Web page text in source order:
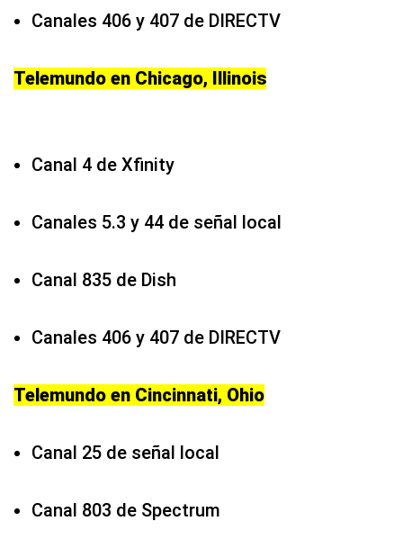
Canales 406 y 407 de DIRECTV
Telemundo en Chicago, Illinois
Canal 4 de Xfinity
Canales 5.3 y 44 de señal local
Canal 835 de Dish
Canales 406 y 407 de DIRECTV
Telemundo en Cincinnati, Ohio
Canal 25 de señal local
Canal 803 de Spectrum